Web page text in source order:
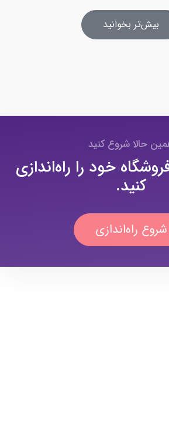
بیش‌تر بخوانید
حالا شروع کنید
خود را راه‌اندازی
کنید.
شروع راه‌اندازی